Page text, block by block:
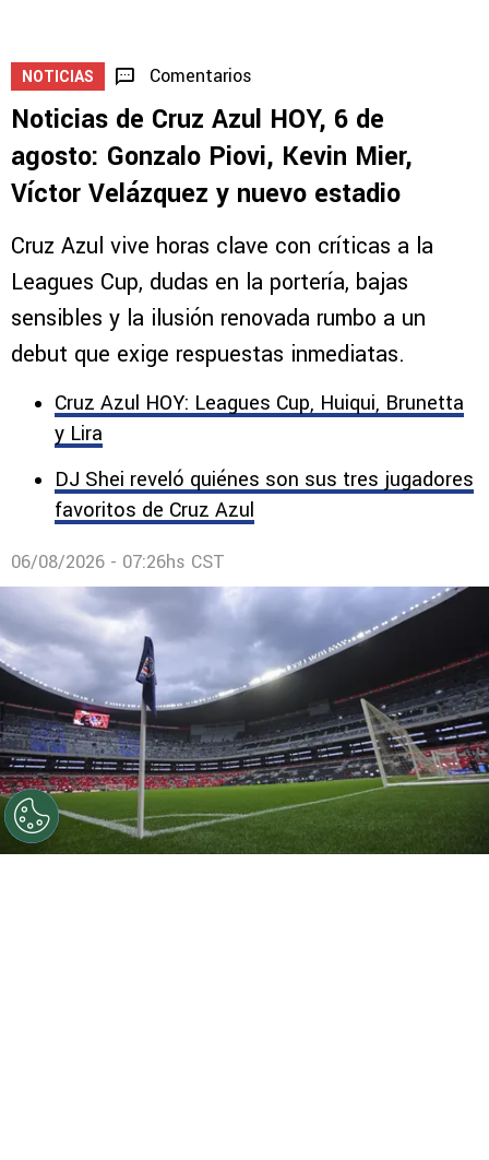
NOTICIAS Comentarios
Noticias de Cruz Azul HOY, 6 de
agosto: Gonzalo Piovi, Kevin Mier,
Víctor Velázquez y nuevo estadio
Cruz Azul vive horas clave con críticas a la
Leagues Cup, dudas en la portería, bajas
sensibles y la ilusión renovada rumbo a un
debut que exige respuestas inmediatas.
Cruz Azul HOY: Leagues Cup, Huiqui, Brunetta
y Lira
DJ Shei reveló quiénes son sus tres jugadores
favoritos de Cruz Azul
06/08/2026 - 07:26hs CST